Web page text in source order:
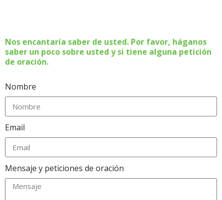
Nos encantaría saber de usted. Por favor, háganos
saber un poco sobre usted y si tiene alguna petición
de oración.
Nombre
Email
Mensaje y peticiones de oración